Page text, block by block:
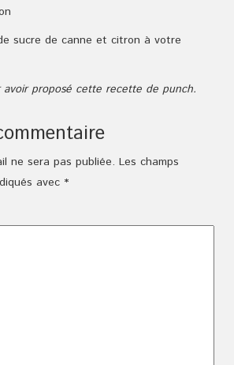
sucre de canne et citron à votre
avoir proposé cette recette de punch.
ne sera pas publiée. Les champs
avec *